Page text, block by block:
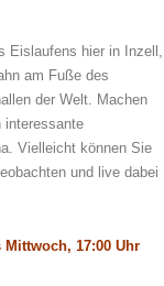
Eislaufens hier in Inzell,
am Fuße des
der Welt. Machen
interessante
Vielleicht können Sie
und live dabei
17:00 Uhr